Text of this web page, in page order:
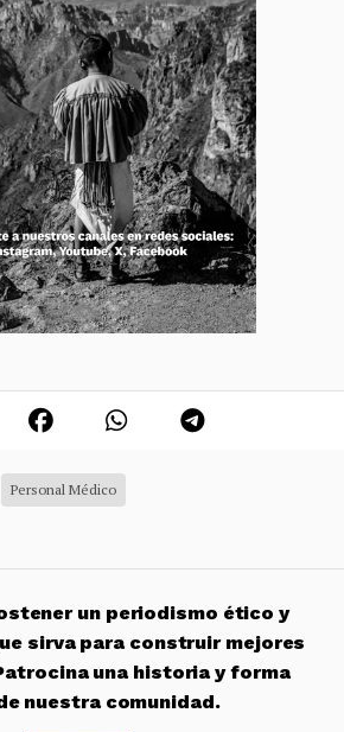
Personal Médico
un periodismo ético y
sirva para construir mejores
una historia y forma
nuestra comunidad.